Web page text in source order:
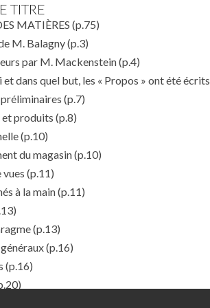
TITRE
MATIÈRES (p.75)
M. Balagny(p.3)
par M. Mackenstein(p.4)
et dans quel but, les « Propos » ont été écrits
(p.7)
produits (p.8)
(p.10)
du magasin(p.10)
vues (p.11)
à la main(p.11)
(p.13)
(p.16)
(p.16)